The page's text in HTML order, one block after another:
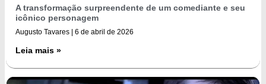
A transformação surpreendente de um comediante e seu
icônico personagem
Augusto Tavares 6 de abril de 2026
Leia mais »